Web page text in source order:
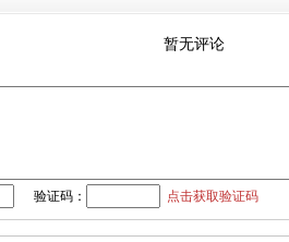
暂无评论
验证码： 点击获取验证码